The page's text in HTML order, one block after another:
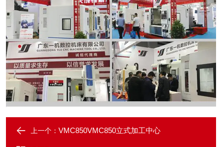
上一个： VMC850VMC850立式加工中心